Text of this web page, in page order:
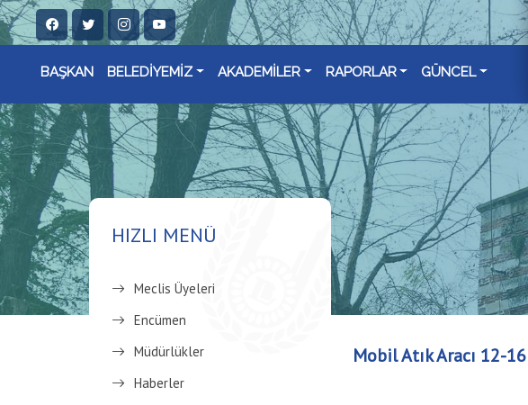
BAŞKAN BELEDİYEMİZ AKADEMİLER RAPORLAR GÜNCEL
HIZLI MENÜ
Meclis Üyeleri
Encümen
Müdürlükler
Haberler
Mobil Atık Aracı 12-